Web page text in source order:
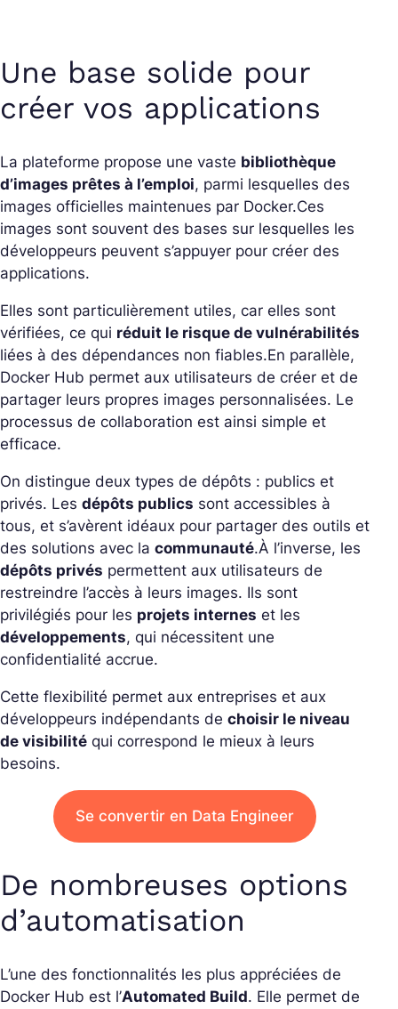
Une base solide pour
créer vos applications
La plateforme propose une vaste bibliothèque
d’images prêtes à l’emploi, parmi lesquelles des
images officielles maintenues par Docker.Ces
images sont souvent des bases sur lesquelles les
développeurs peuvent s’appuyer pour créer des
applications.
Elles sont particulièrement utiles, car elles sont
vérifiées, ce qui réduit le risque de vulnérabilités
liées à des dépendances non fiables.En parallèle,
Docker Hub permet aux utilisateurs de créer et de
partager leurs propres images personnalisées. Le
processus de collaboration est ainsi simple et
efficace.
On distingue deux types de dépôts : publics et
privés. Les dépôts publics sont accessibles à
tous, et s’avèrent idéaux pour partager des outils et
des solutions avec la communauté.À l’inverse, les
dépôts privés permettent aux utilisateurs de
restreindre l’accès à leurs images. Ils sont
privilégiés pour les projets internes et les
développements, qui nécessitent une
confidentialité accrue.
Cette flexibilité permet aux entreprises et aux
développeurs indépendants de choisir le niveau
de visibilité qui correspond le mieux à leurs
besoins.
Se convertir en Data Engineer
De nombreuses options
d’automatisation
L’une des fonctionnalités les plus appréciées de
Docker Hub est l’Automated Build. Elle permet de